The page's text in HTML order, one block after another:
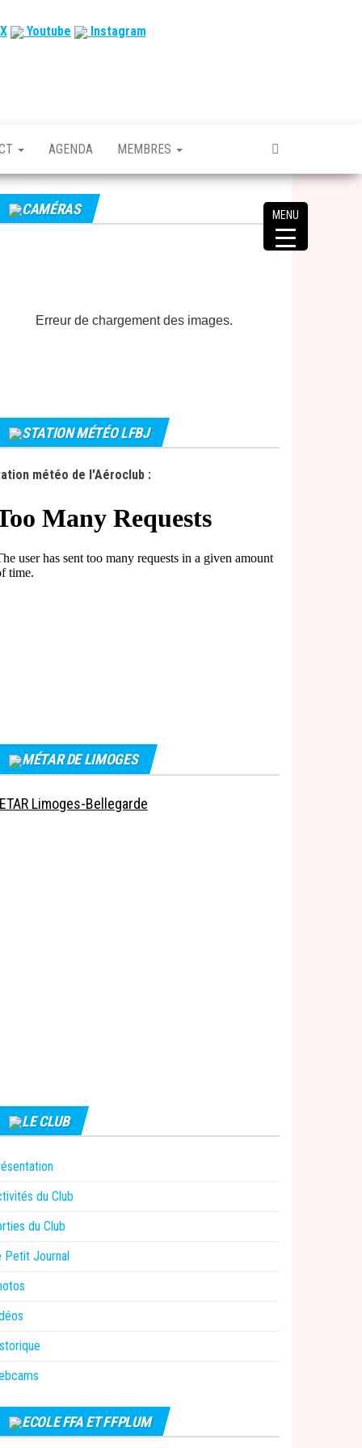
Youtube Instagram
AGENDA MEMBRES
CAMÉRAS
Erreur de chargement des images.
STATION MÉTÉO LFBJ
météo de l'Aéroclub :
MÉTAR DE LIMOGES
Limoges-Bellegarde
LE CLUB
du Club
du Club
Petit Journal
ECOLE FFA ET FFPLUM
MENU